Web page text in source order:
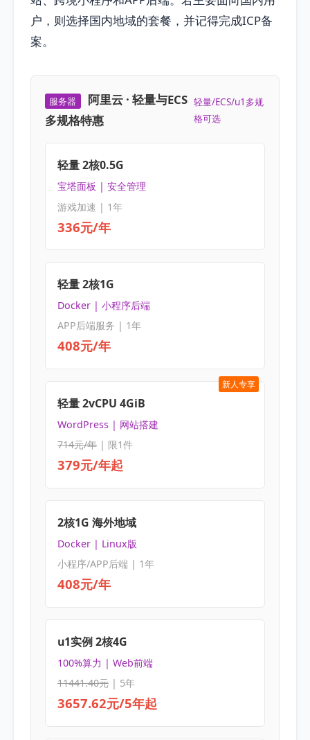
户，则选择国内地域的套餐，并记得完成ICP备
案。
服务器
阿里云 · 轻量与ECS
多规格特惠
轻量/ECS/u1多规
格可选
轻量 2核0.5G
宝塔面板 | 安全管理
游戏加速 | 1年
336元/年
轻量 2核1G
Docker | 小程序后端
APP后端服务 | 1年
408元/年
新人专享
轻量 2vCPU 4GiB
WordPress | 网站搭建
714元/年| 限1件
379元/年起
2核1G 海外地域
Docker | Linux版
小程序/APP后端 | 1年
408元/年
u1实例 2核4G
100%算力 | Web前端
11441.40元| 5年
3657.62元/5年起